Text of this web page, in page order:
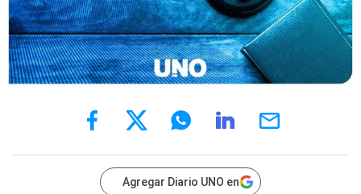
Agregar Diario UNO en